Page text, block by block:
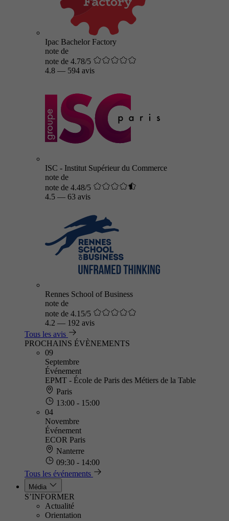
Ipac Bachelor Factory
note de
note de 4.78/5
4.8 — 594 avis
ISC - Institut Supérieur du Commerce
note de
note de 4.48/5
4.5 — 63 avis
Rennes School of Business
note de
note de 4.15/5
4.2 — 192 avis
Tous les avis
PROCHAINS ÉVÈNEMENTS
09
Septembre
Événement
EPMT - École de Paris des Métiers de la Table
Paris
13:00 - 15:00
04
Novembre
Événement
ECOR Paris
Nanterre
09:30 - 14:00
Tous les événements
Média
S’INFORMER
Actualité
Orientation